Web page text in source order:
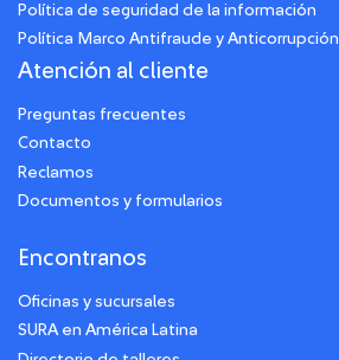
Política de seguridad de la información
Política Marco Antifraude y Anticorrupción
Atención al cliente
Preguntas frecuentes
Contacto
Reclamos
Documentos y formularios
Encontranos
Oficinas y sucursales
SURA en América Latina